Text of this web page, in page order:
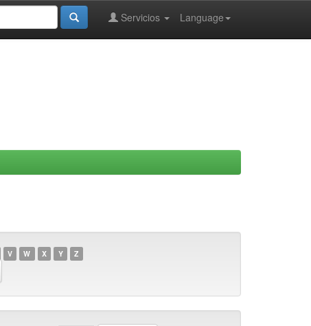
Language
Servicios
V W X Y Z